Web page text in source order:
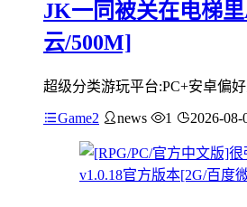
JK一同被关在电梯
云/500M]
超级分类游玩平台:PC+安卓偏
Game2 news 1 2026-08-